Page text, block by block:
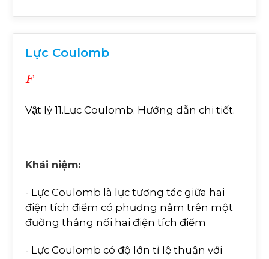
Lực Coulomb
F
Vật lý 11.Lực Coulomb. Hướng dẫn chi tiết.
Khái niệm:
- Lực Coulomb là lực tương tác giữa hai
điện tích điểm có phương nằm trên một
đường thẳng nối hai điện tích điểm
- Lực Coulomb có độ lớn tỉ lệ thuận với